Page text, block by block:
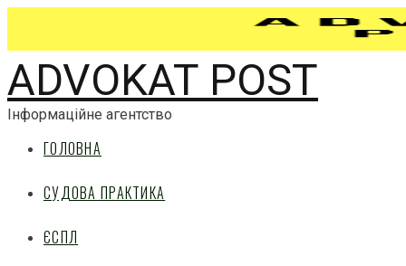
ADVOKAT POST
Інформаційне агентство
ГОЛОВНА
СУДОВА ПРАКТИКА
ЄСПЛ